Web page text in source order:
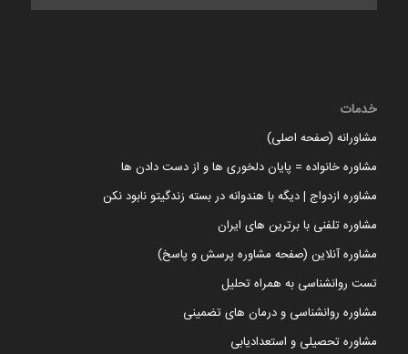
خدمات
مشاورانه (صفحه اصلی)
مشاوره خانواده = پایان دلخوری ها و از دست دادن ها
مشاوره ازدواج | دیگه با هندوانه در بسته زندگیتو نابود نکن
مشاوره تلفنی با برترین های ایران
مشاوره آنلاین (صفحه مشاوره پرسش و پاسخ)
تست روانشناسی به همراه تحلیل
مشاوره روانشناسی و درمان های تضمینی
مشاوره تحصیلی و استعدادیابی